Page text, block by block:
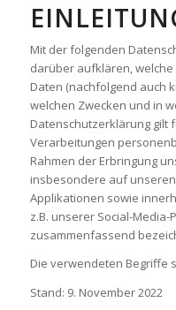
Mit der folgenden
darüber aufklären,
Daten (nachfolgend auch
welchen Zwecken und in
Datenschutzerklärung gilt
Verarbeitungen
Rahmen der Erbringung
insbesondere auf
Applikationen sowie
z.B. unserer Social-
zusammenfassend
Die verwendeten Begriffe
Stand: 9. November 2022